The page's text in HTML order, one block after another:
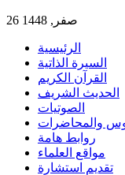
26 صفر, 1448
الرئيسية
السيرة الذاتية
القرآن الكريم
الحديث الشريف
الصوتيات
والمحاضرات
روابط هامة
مواقع العلماء
تقديم استشارة